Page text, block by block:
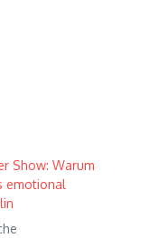
Show: Warum
emotional